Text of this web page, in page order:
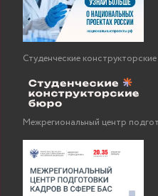
Студенческие
Межрегиональный центр